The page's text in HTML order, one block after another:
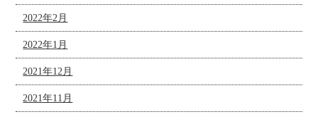
2022年2月
2022年1月
2021年12月
2021年11月